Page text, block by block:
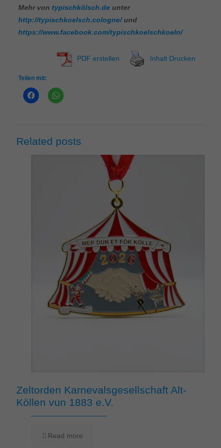
Mehr von typischkölsch.deunter
http://typischkoelsch.cologne/und
https://www.facebook.com/typischkoelschkoeln/
PDF erstellen Inhalt Drucken
Teilen mit:
Related posts
Zeltorden Karnevalsgesellschaft Alt-
Köllen vun 1883 e.V.
Read more